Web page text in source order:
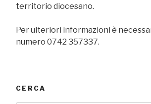
territorio diocesano.
Per ulteriori informazioni è
numero 0742 357337.
CERCA